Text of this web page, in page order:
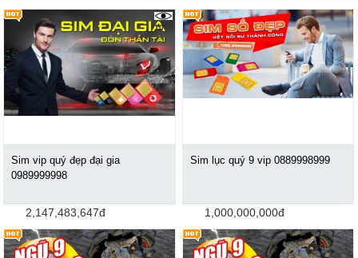
1067
Sim vip quý đẹp đại gia
0989999998
2,147,483,647đ
Sim lục quý 9 vip 0889998999
1,000,000,000đ